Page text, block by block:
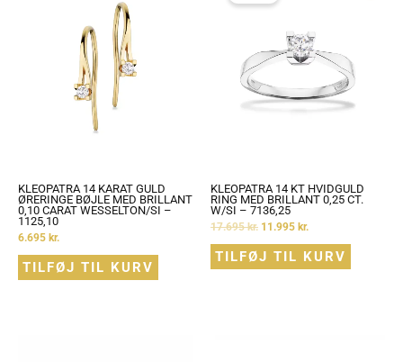
KLEOPATRA 14 KARAT GULD
ØRERINGE BØJLE MED BRILLANT
0,10 CARAT WESSELTON/SI –
1125,10
6.695 kr.
TILFØJ TIL KURV
KLEOPATRA 14 KT HVIDGULD
RING MED BRILLANT 0,25 CT.
W/SI – 7136,25
17.695kr.
17.695 kr..
11.995 kr.
TILFØJ TIL KURV